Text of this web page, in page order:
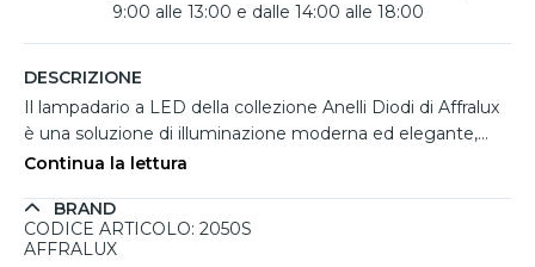
9:00 alle 13:00 e dalle 14:00 alle 18:00
DESCRIZIONE
Il lampadario a LED della collezione Anelli Diodi di Affralux
è una soluzione di illuminazione moderna ed elegante,
perfetta per ambienti contemporanei. Realizzato con un
e interno in policarbonato bianco, questo lampadario si
distingue per la sua luminosità potente e la sua versatilità.
Continua la lettura
BRAND
CODICE ARTICOLO: 2050S
AFFRALUX